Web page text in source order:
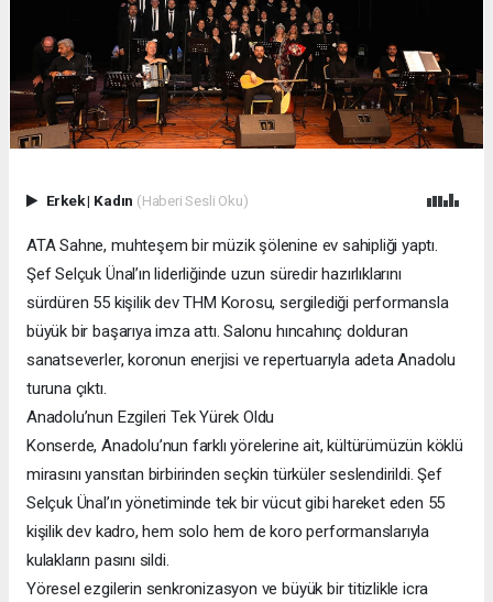
Erkek| Kadın (Haberi Sesli Oku)
​ATA Sahne, muhteşem bir müzik şölenine ev sahipliği yaptı.
Şef Selçuk Ünal’ın liderliğinde uzun süredir hazırlıklarını
sürdüren 55 kişilik dev THM Korosu, sergilediği performansla
büyük bir başarıya imza attı. Salonu hıncahınç dolduran
sanatseverler, koronun enerjisi ve repertuarıyla adeta Anadolu
turuna çıktı.
​Anadolu’nun Ezgileri Tek Yürek Oldu
​Konserde, Anadolu’nun farklı yörelerine ait, kültürümüzün köklü
mirasını yansıtan birbirinden seçkin türküler seslendirildi. Şef
Selçuk Ünal’ın yönetiminde tek bir vücut gibi hareket eden 55
kişilik dev kadro, hem solo hem de koro performanslarıyla
kulakların pasını sildi.
​Yöresel ezgilerin senkronizasyon ve büyük bir titizlikle icra